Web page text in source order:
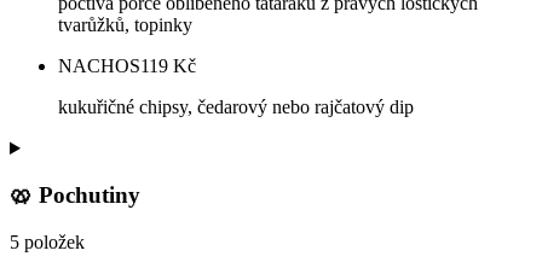
tvarůžků, topinky
NACHOS119 Kč
kukuřičné chipsy, čedarový nebo rajčatový dip
🥨 Pochutiny
5 položek